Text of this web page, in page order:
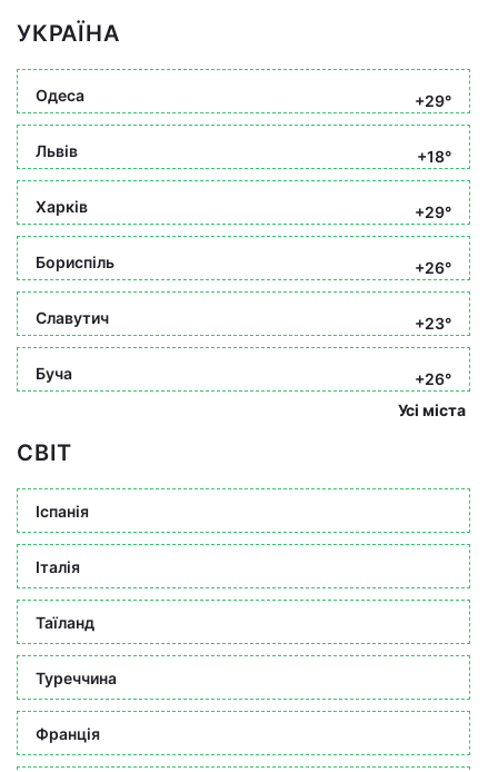
УКРАЇНА
Одеса +29°
Львів +18°
Харків +29°
Бориспіль +26°
Славутич +23°
Буча
+26°
Усі міста
СВІТ
Іспанія
Італія
Таїланд
Туреччина
Франція